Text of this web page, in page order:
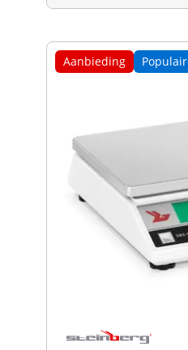
Aanbieding Populair